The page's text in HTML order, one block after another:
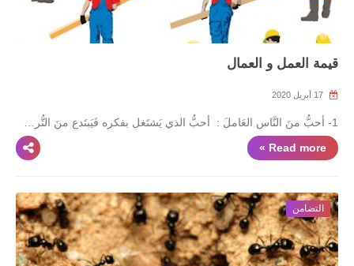
قيمة العمل و العمال
1- أحبُّ منَ النَّاس العَاملَ : أحبُّ الذي يَشتَغل بفكره فَيَبتَدع منَ التُّر…
Read more »
التضامن